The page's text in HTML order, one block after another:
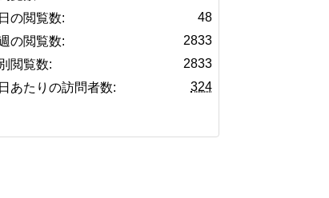
48
の閲覧数:
2833
の閲覧数:
2833
閲覧数:
324
あたりの訪問者数: